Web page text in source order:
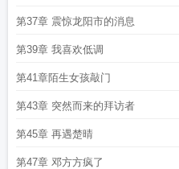
第37章 震惊龙阳市的消息
第39章 我喜欢低调
第41章陌生女孩敲门
第43章 突然而来的拜访者
第45章 再遇楚晴
第47章 邓方方疯了